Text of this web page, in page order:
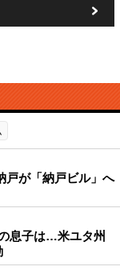
戸が「納戸ビル」へ
息子は…米ユタ州